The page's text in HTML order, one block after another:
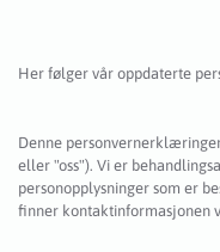
Her følger vår oppdaterte
Denne
eller "oss"). Vi er
personopplysninger som er
finner kontaktinformasjonen